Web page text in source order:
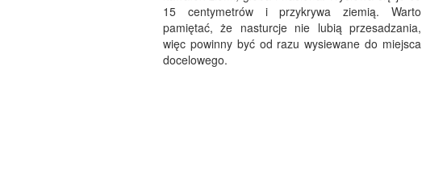
15 centymetrów i przykrywa ziemią. Warto
pamiętać, że nasturcje nie lubią przesadzania,
więc powinny być od razu wysiewane do miejsca
docelowego.